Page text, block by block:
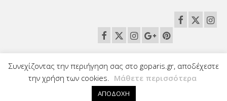
Πολιτική χρήσης Cookies Οι συνεργάτες μας hmmparis
themparks Sitemap
© 2026 GoParis • Παρίσι • Disneyland Paris • Ταξιδιωτικός οδηγός πόλης
Συνεχίζοντας την περιήγηση σας στο goparis.gr, αποδέχεστε
την χρήση των cookies. Μάθετε περισσότερα
ΑΠΟΔΟΧΗ